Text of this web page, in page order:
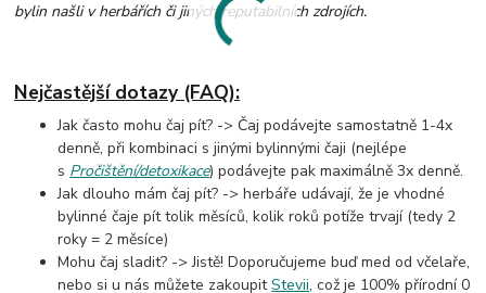
bylin našli v herbářích či jiných reputabilních zdrojích.
Nejčastější dotazy (FAQ):
Jak často mohu čaj pít? -> Čaj podávejte samostatně 1-4x
denně, při kombinaci s jinými bylinnými čaji (nejlépe
s Pročištění/detoxikace) podávejte pak maximálně 3x denně.
Jak dlouho mám čaj pít? -> herbáře udávají, že je vhodné
bylinné čaje pít tolik měsíců, kolik roků potíže trvají (tedy 2
roky = 2 měsíce)
Mohu čaj sladit? -> Jistě! Doporučujeme buď med od včelaře,
nebo si u nás můžete zakoupitStevii, což je 100% přírodní 0